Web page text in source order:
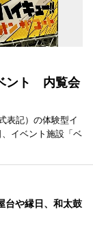
ント 内覧会
表記）の体験型イ
イベント施設「ベ
や縁日、和太鼓